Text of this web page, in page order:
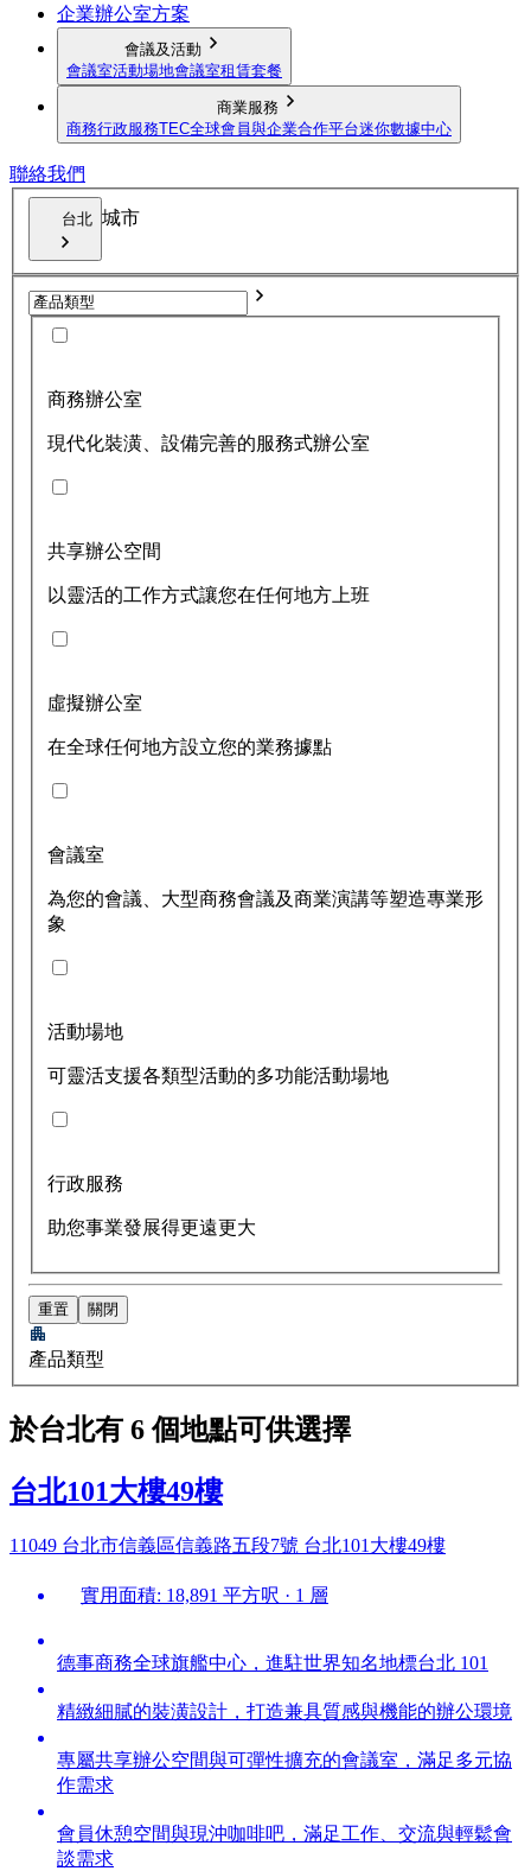
企業辦公室方案
會議及活動
會議室活動場地會議室租賃套餐
商業服務
商務行政服務TEC全球會員與企業合作平台迷你數據中心
聯絡我們
台北 城市
商務辦公室
現代化裝潢、設備完善的服務式辦公室
共享辦公空間
以靈活的工作方式讓您在任何地方上班
虛擬辦公室
在全球任何地方設立您的業務據點
會議室
為您的會議、大型商務會議及商業演講等塑造專業形
象
活動場地
可靈活支援各類型活動的多功能活動場地
行政服務
助您事業發展得更遠更大
重置 關閉
產品類型
於台北有 6 個地點可供選擇
台北101大樓49樓
11049 台北市信義區信義路五段7號 台北101大樓49樓
實用面積: 18,891 平方呎 · 1 層
德事商務全球旗艦中心，進駐世界知名地標台北 101
精緻細膩的裝潢設計，打造兼具質感與機能的辦公環境
專屬共享辦公空間與可彈性擴充的會議室，滿足多元協
作需求
會員休憩空間與現沖咖啡吧，滿足工作、交流與輕鬆會
談需求